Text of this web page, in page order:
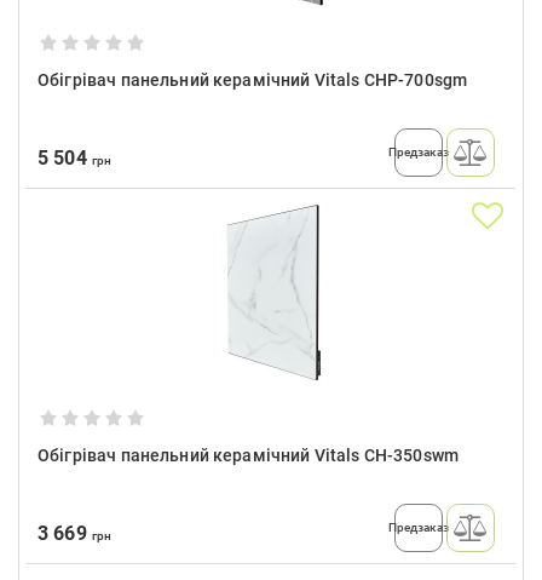
Обігрівач панельний керамічний Vitals CHP-700sgm
5 504 грн
Предзаказ
Обігрівач панельний керамічний Vitals CH-350swm
3 669 грн
Предзаказ